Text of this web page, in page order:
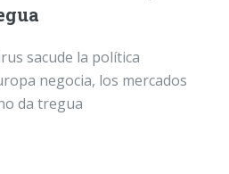
sacude la política
negocia, los mercados
da tregua